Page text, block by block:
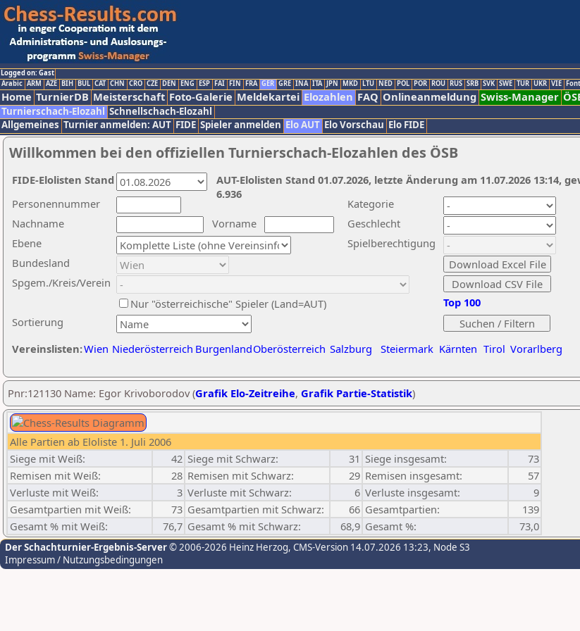
Logged on: Gast
Arabic ARM AZE BIH BUL CAT CHN CRO CZE DEN ENG ESP FAI FIN FRA GER GRE INA ITA JPN MKD LTU NED POL POR ROU RUS SRB SVK SWE TUR UKR VIE
Home TurnierDB Meisterschaft Foto-Galerie Meldekartei Elozahlen FAQ Onlineanmeldung Swiss-Manager
Turnierschach-Elozahl Schnellschach-Elozahl
Allgemeines Turnier anmelden: AUT FIDE Spieler anmelden Elo AUT Elo Vorschau Elo FIDE
Willkommen bei den offiziellen Turnierschach-Elozahlen des ÖSB
Nachname
Vorname
Ebene
Kategorie
Sortierung
Personennummer
Bundesland
Spgem./Kreis/Verein
Geschlecht
Nur "österreichische" Spieler (Land=AUT)
Spielberechtigung
Vereinslisten:Wien Niederösterreich BurgenlandOberösterreich Salzburg Steiermark Kärnten Tirol Vorarlberg
Top 100
AUT-Elolisten Stand 01.07.2026, letzte Änderung am 11.07.2026 13:14,
6.936
FIDE-Elolisten Stand
Pnr:121130 Name: Egor Krivoborodov (Grafik Elo-Zeitreihe, Grafik Partie-Statistik)
Alle Partien ab Eloliste 1. Juli 2006
Siege mit Weiß:
42 Siege mit Schwarz: 31 Siege insgesamt:
73
Remisen mit Weiß:
28 Remisen mit Schwarz: 29 Remisen insgesamt:
57
Verluste mit Weiß:
3 Verluste mit Schwarz: 6 Verluste insgesamt:
9
Gesamtpartien mit Weiß:
73 Gesamtpartien mit Schwarz: 66 Gesamtpartien:
139
Gesamt % mit Weiß:
76,7 Gesamt % mit Schwarz: 68,9 Gesamt %: 73,0
Der Schachturnier-Ergebnis-Server© 2006-2026 Heinz Herzog, CMS-Version 14.07.2026 13:23, Node S3
Impressum / Nutzungsbedingungen